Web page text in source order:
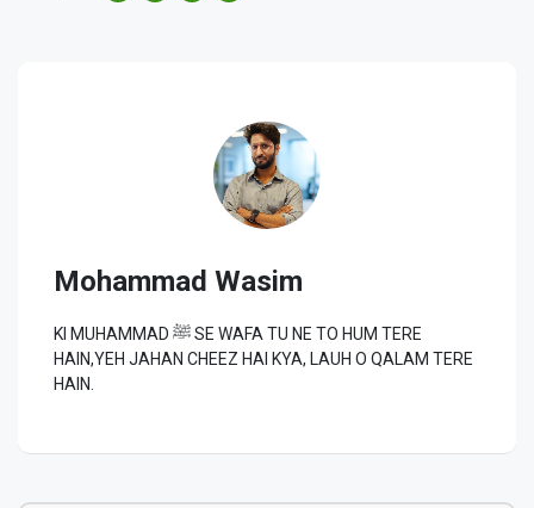
Mohammad Wasim
KI MUHAMMAD ﷺ SE WAFA TU NE TO HUM TERE
HAIN,YEH JAHAN CHEEZ HAI KYA, LAUH O QALAM TERE
HAIN.